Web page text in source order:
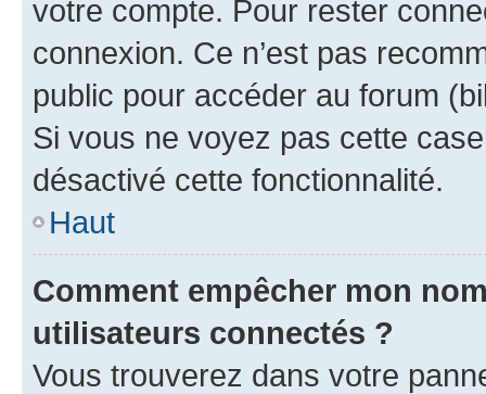
votre compte. Pour rester
connexion. Ce n’est pas
public pour accéder au forum
Si vous ne voyez pas cette
désactivé cette fonctionnalité.
Haut
Comment empêcher mon
utilisateurs connectés ?
Vous trouverez dans votre